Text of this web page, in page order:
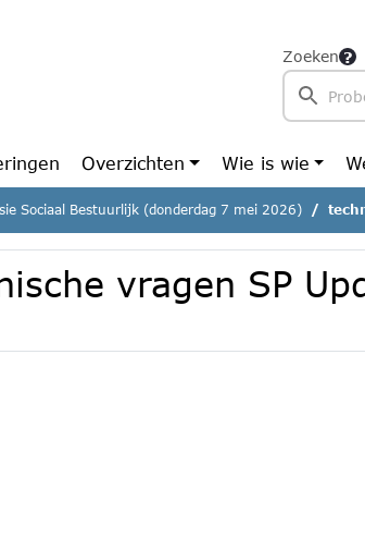
Zoeken
Overzichten Wie is wie
Sociaal Bestuurlijk (donderdag 7 mei 2026)
vragen SP